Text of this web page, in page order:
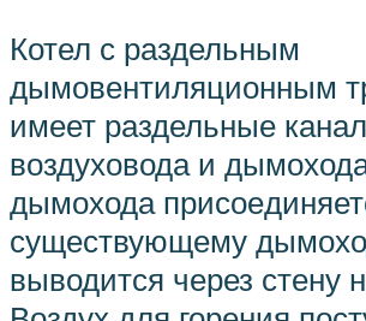
Котел с раздельным
дымовентиляционным
имеет раздель­ные
воздуховода и
дымохода
существующему
выводится через стену